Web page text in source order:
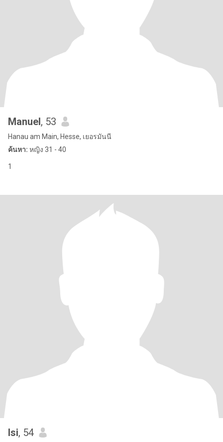
Manuel, 53
Hanau am Main, Hesse, เยอรมันนี
ค้นหา: หญิง 31 - 40
1
Isi, 54